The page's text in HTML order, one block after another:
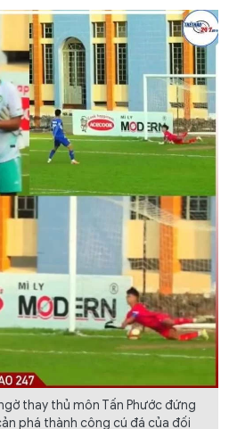
thay thủ môn Tấn Phước đứng
phá thành công cú đá của đối